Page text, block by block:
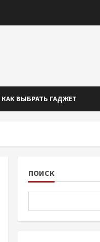
КАК ВЫБРАТЬ ГАДЖЕТ
ПОИСК